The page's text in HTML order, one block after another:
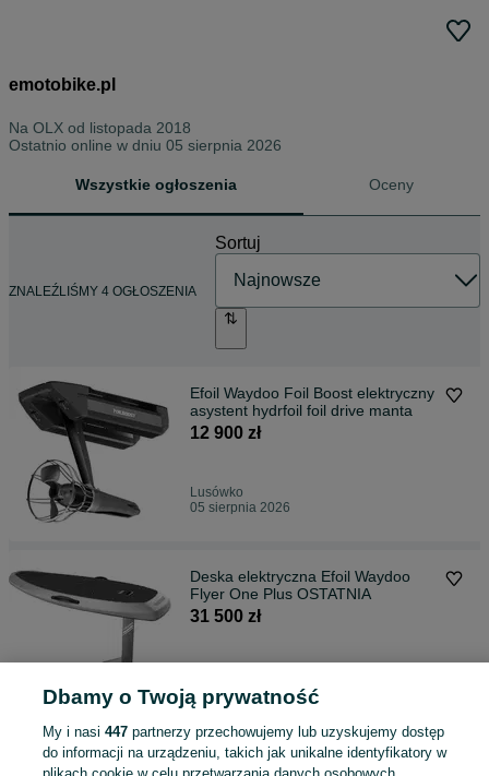
emotobike.pl
Na OLX od listopada 2018
Ostatnio online w dniu 05 sierpnia 2026
Wszystkie ogłoszenia Oceny
ZNALEŹLIŚMY 4 OGŁOSZENIA
Sortuj
Efoil Waydoo Foil Boost elektryczny
asystent hydrfoil foil drive manta
12 900 zł
Lusówko
05 sierpnia 2026
Deska elektryczna Efoil Waydoo
Flyer One Plus OSTATNIA
31 500 zł
01 sierpnia 2026
Deska efoil Pulseer carbon jak Lift
Dbamy o Twoją prywatność
My i nasi 447partnerzy przechowujemy lub uzyskujemy dostęp
do informacji na urządzeniu, takich jak unikalne identyfikatory w